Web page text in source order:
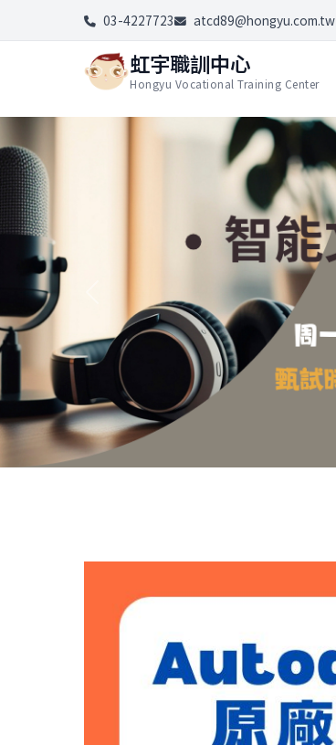
03-4227723 atcd89@hongyu.com.tw
虹宇職訓中心
Hongyu Vocational Training Center